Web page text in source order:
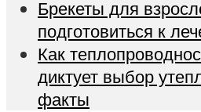
Брекеты для
подготовиться к
Как
диктует выбор
факты